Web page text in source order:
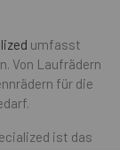
umfasst
Von Laufrädern
für die
ist das